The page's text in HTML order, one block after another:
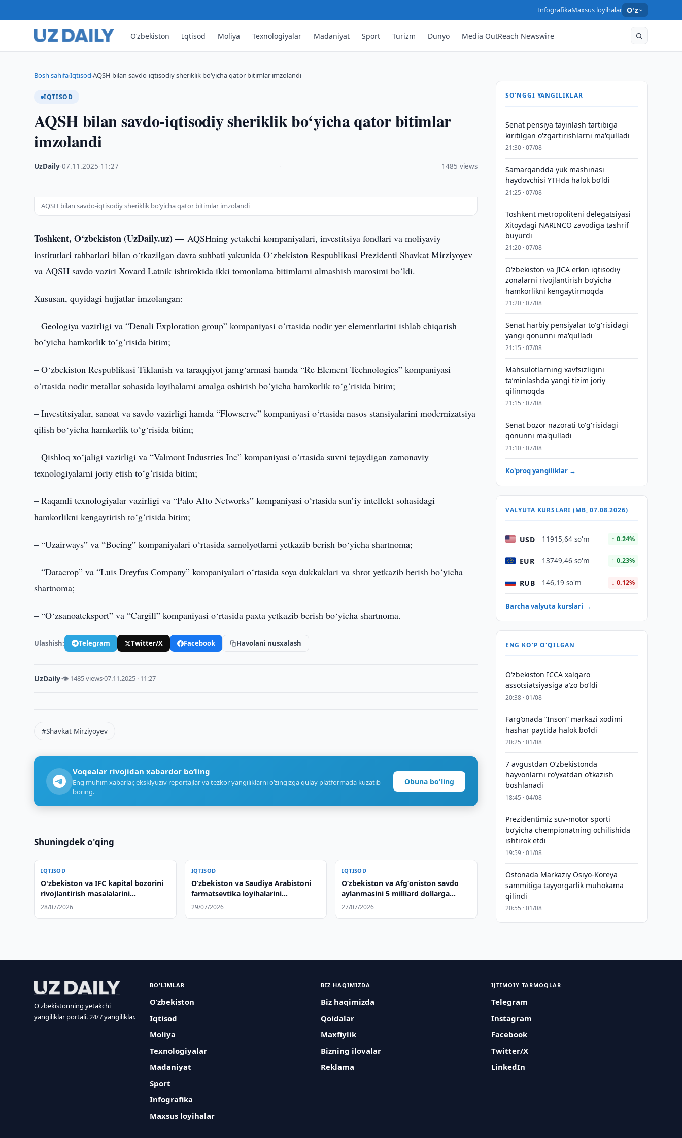
InfografikaMaxsus loyihalar O'z
O‘zbekiston Iqtisod Moliya Texnologiyalar Madaniyat Sport Turizm Dunyo Media OutReach Newswire
Bosh sahifa›Iqtisod›AQSH bilan savdo-iqtisodiy sheriklik bo‘yicha qator bitimlar imzolandi
IQTISOD
AQSH bilan savdo-iqtisodiy sheriklik bo‘yicha qator bitimlar
imzolandi
UzDaily ·07.11.2025 11:27 1485 views
AQSH bilan savdo-iqtisodiy sheriklik bo‘yicha qator bitimlar imzolandi
Toshkent, O‘zbekiston (UzDaily.uz) —AQSHning yetakchi kompaniyalari, investitsiya fondlari va moliyaviy
institutlari rahbarlari bilan o‘tkazilgan davra suhbati yakunida O‘zbekiston Respublikasi Prezidenti Shavkat Mirziyoyev
va AQSH savdo vaziri Xovard Latnik ishtirokida ikki tomonlama bitimlarni almashish marosimi bo‘ldi.
Xususan, quyidagi hujjatlar imzolangan:
– Geologiya vazirligi va “Denali Exploration group” kompaniyasi o‘rtasida nodir yer elementlarini ishlab chiqarish
bo‘yicha hamkorlik to‘g‘risida bitim;
– O‘zbekiston Respublikasi Tiklanish va taraqqiyot jamg‘armasi hamda “Re Element Technologies” kompaniyasi
o‘rtasida nodir metallar sohasida loyihalarni amalga oshirish bo‘yicha hamkorlik to‘g‘risida bitim;
– Investitsiyalar, sanoat va savdo vazirligi hamda “Flowserve” kompaniyasi o‘rtasida nasos stansiyalarini modernizatsiya
qilish bo‘yicha hamkorlik to‘g‘risida bitim;
– Qishloq xo‘jaligi vazirligi va “Valmont Industries Inc” kompaniyasi o‘rtasida suvni tejaydigan zamonaviy
texnologiyalarni joriy etish to‘g‘risida bitim;
– Raqamli texnologiyalar vazirligi va “Palo Alto Networks” kompaniyasi o‘rtasida sun’iy intellekt sohasidagi
hamkorlikni kengaytirish to‘g‘risida bitim;
– “Uzairways” va “Boeing” kompaniyalari o‘rtasida samolyotlarni yetkazib berish bo‘yicha shartnoma;
– “Datacrop” va “Luis Dreyfus Company” kompaniyalari o‘rtasida soya dukkaklari va shrot yetkazib berish bo‘yicha
shartnoma;
– “O‘zsanoateksport” va “Cargill” kompaniyasi o‘rtasida paxta yetkazib berish bo‘yicha shartnoma.
Ulashish: Telegram Twitter/X Facebook Havolani nusxalash
UzDaily·👁 1485 views·07.11.2025 · 11:27
#Shavkat Mirziyoyev
Voqealar rivojidan xabardor bo‘ling
Eng muhim xabarlar, eksklyuziv reportajlar va tezkor yangiliklarni o‘zingizga qulay platformada kuzatib
boring.
Obuna bo'ling
Shuningdek o'qing
IQTISOD
O'zbekiston va IFC kapital bozorini
rivojlantirish masalalarini
muhokama qilishdi
28/07/2026
IQTISOD
Oʻzbekiston va Saudiya Arabistoni
farmatsevtika loyihalarini
muhokama qilishdi
29/07/2026
IQTISOD
Oʻzbekiston va Afgʻoniston savdo
aylanmasini 5 milliard dollarga
yetkazishni muhokama qilishdi
27/07/2026
SO'NGGI YANGILIKLAR
Senat pensiya tayinlash tartibiga
kiritilgan o'zgartirishlarni ma'qulladi
21:30 · 07/08
Samarqandda yuk mashinasi
haydovchisi YTHda halok bo‘ldi
21:25 · 07/08
Toshkent metropoliteni delegatsiyasi
Xitoydagi NARINCO zavodiga tashrif
buyurdi
21:20 · 07/08
Oʻzbekiston va JICA erkin iqtisodiy
zonalarni rivojlantirish boʻyicha
hamkorlikni kengaytirmoqda
21:20 · 07/08
Senat harbiy pensiyalar to'g'risidagi
yangi qonunni ma'qulladi
21:15 · 07/08
Mahsulotlarning xavfsizligini
taʼminlashda yangi tizim joriy
qilinmoqda
21:15 · 07/08
Senat bozor nazorati to'g'risidagi
qonunni ma'qulladi
21:10 · 07/08
Ko'proq yangiliklar →
VALYUTA KURSLARI (MB, 07.08.2026)
USD 11915,64 so'm ↑ 0.24%
EUR 13749,46 so'm ↑ 0.23%
RUB 146,19 so'm ↓ 0.12%
Barcha valyuta kurslari →
ENG KO'P O'QILGAN
O‘zbekiston ICCA xalqaro
assotsiatsiyasiga aʼzo bo‘ldi
20:38 · 01/08
Farg‘onada “Inson” markazi xodimi
hashar paytida halok bo‘ldi
20:25 · 01/08
7 avgustdan O‘zbekistonda
hayvonlarni ro‘yxatdan o‘tkazish
boshlanadi
18:45 · 04/08
Prezidentimiz suv-motor sporti
bo‘yicha chempionatning ochilishida
ishtirok etdi
19:59 · 01/08
Ostonada Markaziy Osiyo-Koreya
sammitiga tayyorgarlik muhokama
qilindi
20:55 · 01/08
O'zbekistonning yetakchi
yangiliklar portali. 24/7 yangiliklar.
BO'LIMLAR
O‘zbekiston
Iqtisod
Moliya
Texnologiyalar
Madaniyat
Sport
Infografika
Maxsus loyihalar
BIZ HAQIMIZDA
Biz haqimizda
Qoidalar
Maxfiylik
Bizning ilovalar
Reklama
IJTIMOIY TARMOQLAR
Telegram
Instagram
Facebook
Twitter/X
LinkedIn